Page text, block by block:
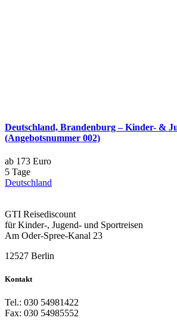
Deutschland, Brandenburg – Kinder- &
(Angebotsnummer 002)
ab 173 Euro
5 Tage
Deutschland
GTI Reisediscount
für Kinder-, Jugend- und Sportreisen
Am Oder-Spree-Kanal 23
12527 Berlin
Kontakt
Tel.: 030 54981422
Fax: 030 54985552